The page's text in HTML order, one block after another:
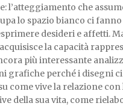
l’atteggiamento che
lo spazio bianco ci
desideri e affetti.
la capacità
più interessante
grafiche perché i disegni
come vive la relazione
della sua vita, come